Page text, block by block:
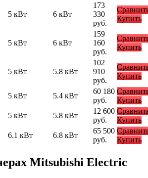
5 кВт 6 кВт
173
330
руб.
Купить
5 кВт 6 кВт
159
160
руб.
Купить
5 кВт 5.8 кВт
102
910
руб.
Купить
5 кВт 5.4 кВт
60 180
руб.
Купить
5 кВт 5.8 кВт
12 600
руб.
Купить
6.1 кВт 6.8 кВт
65 500
руб.
Купить
Mitsubishi Electric